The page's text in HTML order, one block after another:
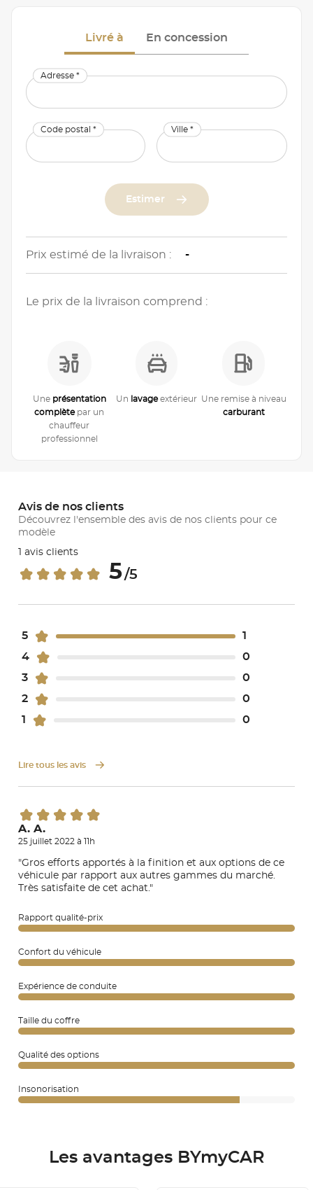
Livré à En concession
Adresse *
Code postal * Ville *
Estimer
Prix estimé de la livraison : -
Le prix de la livraison comprend :
Une présentation
complètepar un
chauffeur
professionnel
Un lavageextérieur Une remise à niveau
carburant
Avis de nos clients
Découvrez l'ensemble des avis de nos clients pour ce
modèle
1 avis clients
5/5
5
1
4
0
3
0
2
0
1
0
Lire tous les avis
A. A.
25 juillet 2022 à 11h
"Gros efforts apportés à la finition et aux options de ce
véhicule par rapport aux autres gammes du marché.
Très satisfaite de cet achat."
Rapport qualité-prix
Confort du véhicule
Expérience de conduite
Taille du coffre
Qualité des options
Insonorisation
Les avantages BYmyCAR